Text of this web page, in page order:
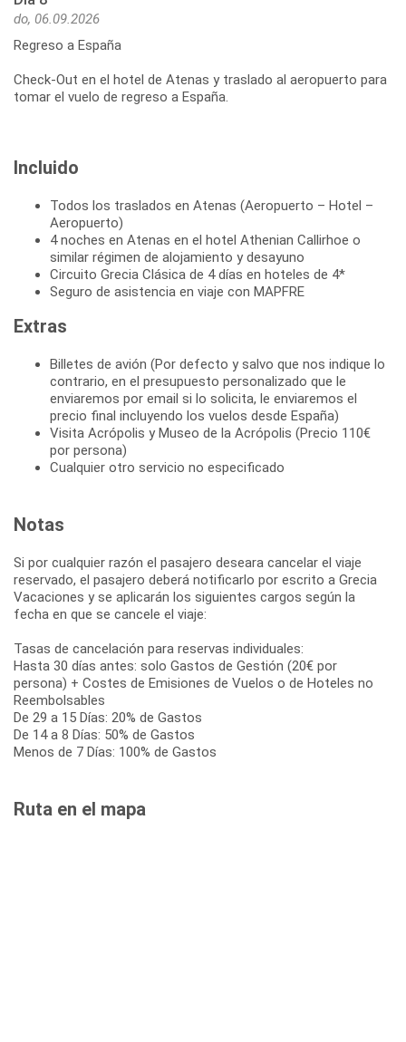
do, 06.09.2026
Regreso a España
Check-Out en el hotel de Atenas y traslado al aeropuerto para
Incluido
Todos los traslados en Atenas (Aeropuerto – Hotel –
Aeropuerto)
4 noches en Atenas en el hotel Athenian Callirhoe o
similar régimen de alojamiento y desayuno
Circuito Grecia Clásica de 4 días en hoteles de 4*
Seguro de asistencia en viaje con MAPFRE
Extras
Billetes de avión (Por defecto y salvo que nos indique lo
contrario, en el presupuesto personalizado que le
enviaremos por email si lo solicita, le enviaremos el
precio final incluyendo los vuelos desde España)
Visita Acrópolis y Museo de la Acrópolis (Precio 110€
por persona)
Cualquier otro servicio no especificado
Notas
Si por cualquier razón el pasajero deseara cancelar el viaje
reservado, el pasajero deberá notificarlo por escrito a Grecia
Vacaciones y se aplicarán los siguientes cargos según la
fecha en que se cancele el viaje:
Tasas de cancelación para reservas individuales:
Hasta 30 días antes: solo Gastos de Gestión (20€ por
persona) + Costes de Emisiones de Vuelos o de Hoteles no
Reembolsables
De 29 a 15 Días: 20% de Gastos
De 14 a 8 Días: 50% de Gastos
Menos de 7 Días: 100% de Gastos
Ruta en el mapa